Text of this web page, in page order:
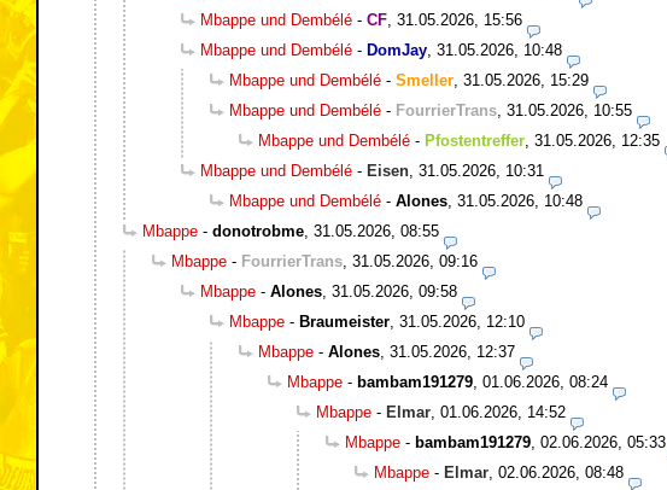
Mbappe und Dembélé - CF 31.05.2026, 15:56
Mbappe und Dembélé - DomJay 31.05.2026, 10:48
Mbappe und Dembélé - Smeller 31.05.2026, 15:29
Mbappe und Dembélé - FourrierTrans 31.05.2026, 10:55
Mbappe und Dembélé - Pfostentreffer 31.05.2026, 12:35
Mbappe und Dembélé - Eisen 31.05.2026, 10:31
Mbappe und Dembélé - Alones 31.05.2026, 10:48
Mbappe - donotrobme 31.05.2026, 08:55
Mbappe - FourrierTrans 31.05.2026, 09:16
Mbappe - Alones 31.05.2026, 09:58
Mbappe - Braumeister 31.05.2026, 12:10
Mbappe - Alones 31.05.2026, 12:37
Mbappe - bambam191279 01.06.2026, 08:24
Mbappe - Elmar 01.06.2026, 14:52
Mbappe - bambam191279 02.06.2026, 05:33
Mbappe - Elmar 02.06.2026, 08:48